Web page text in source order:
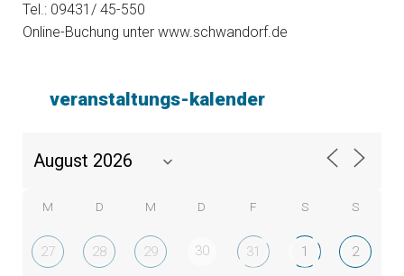
Tel.: 09431/ 45-550
Online-Buchung unter www.schwandorf.de
veranstaltungs-kalender
M D M D F S S
27 28 29 30 31 1 2